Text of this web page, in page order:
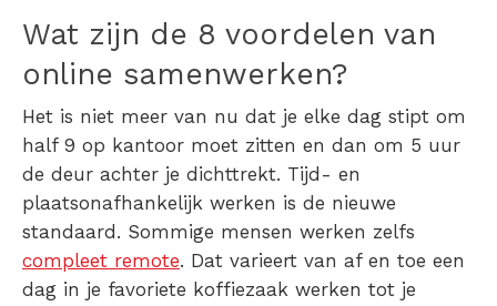
Wat zijn de 8 voordelen van
online samenwerken?
Het is niet meer van nu dat je elke dag stipt om
half 9 op kantoor moet zitten en dan om 5 uur
de deur achter je dichttrekt. Tijd- en
plaatsonafhankelijk werken is de nieuwe
standaard. Sommige mensen werken zelfs
compleet remote. Dat varieert van af en toe een
dag in je favoriete koffiezaak werken tot je